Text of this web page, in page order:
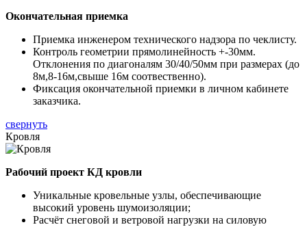
Окончательная приемка
Приемка инженером технического надзора по чеклисту.
Контроль геометрии прямолинейность +-30мм.
Отклонения по диагоналям 30/40/50мм при размерах (до
8м,8-16м,свыше 16м соотвественно).
Фиксация окончательной приемки в личном кабинете
заказчика.
свернуть
Кровля
Рабочий проект КД кровли
Уникальные кровельные узлы, обеспечивающие
высокий уровень шумоизоляции;
Расчёт снеговой и ветровой нагрузки на силовую